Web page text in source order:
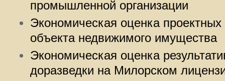
промышленной организации
Экономическая оценка
объекта недвижимого имущества
Экономическая оценка
доразведки на Милорском